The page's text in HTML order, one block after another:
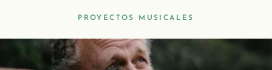
PROYECTOS MUSICALES